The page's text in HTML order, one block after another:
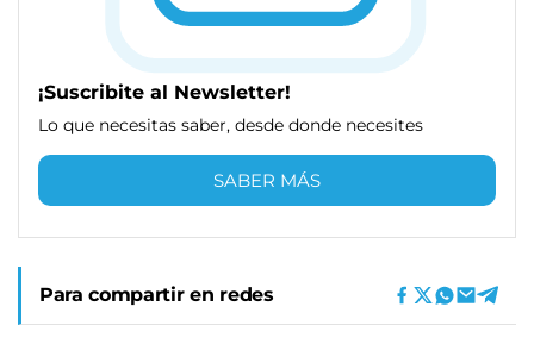
¡Suscribite al Newsletter!
Lo que necesitas saber, desde donde necesites
SABER MÁS
Para compartir en redes